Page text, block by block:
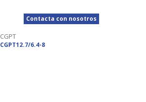
Contacta con nosotros
CGPT
CGPT12.7/6.4-8